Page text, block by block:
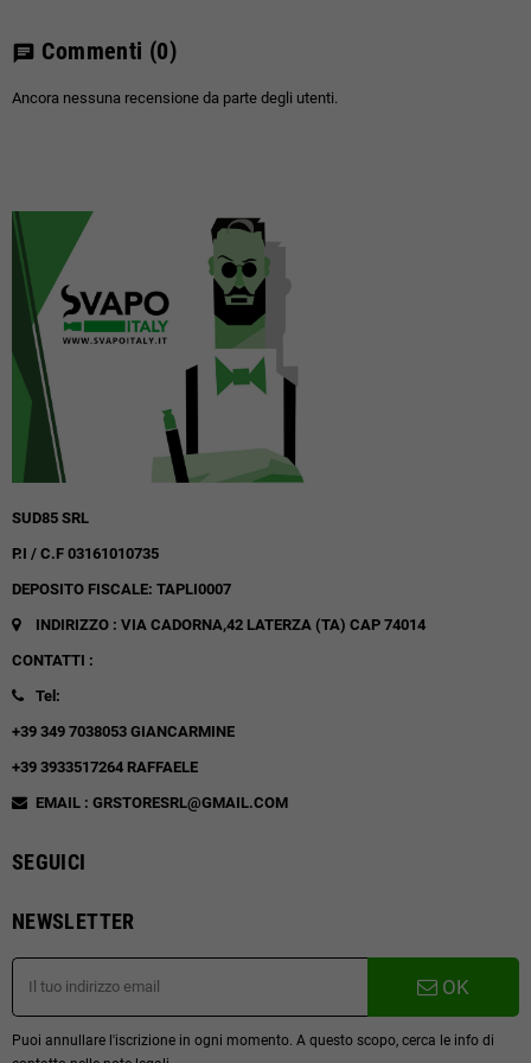
chat Commenti (0)
Ancora nessuna recensione da parte degli utenti.
SUD85 SRL
P.I / C.F 03161010735
DEPOSITO FISCALE: TAPLI0007
INDIRIZZO : VIA CADORNA,42 LATERZA (TA) CAP 74014
CONTATTI :
Tel:
+39 349 7038053 GIANCARMINE
+39 3933517264 RAFFAELE
EMAIL : GRSTORESRL@GMAIL.COM
SEGUICI
NEWSLETTER
OK
Puoi annullare l'iscrizione in ogni momento. A questo scopo, cerca le info di